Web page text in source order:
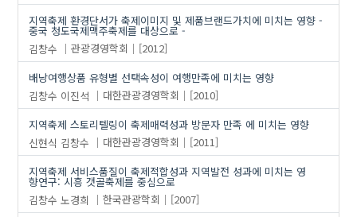
지역축제 환경단서가 축제이미지 및 제품브랜드가치에 미치는 영향 -
중국 청도국제맥주축제를 대상으로 -
김창수
관광경영학회
[2012]
배낭여행상품 유형별 선택속성이 여행만족에 미치는 영향
김창수 이진석 대한관광경영학회
[2010]
지역축제 스토리텔링이 축제매력성과 방문자 만족 에 미치는 영향
신현식 김창수 대한관광경영학회
[2011]
지역축제 서비스품질이 축제적합성과 지역발전 성과에 미치는 영
향연구: 시흥 갯골축제를 중심으로
김창수 노경희 한국관광학회
[2007]